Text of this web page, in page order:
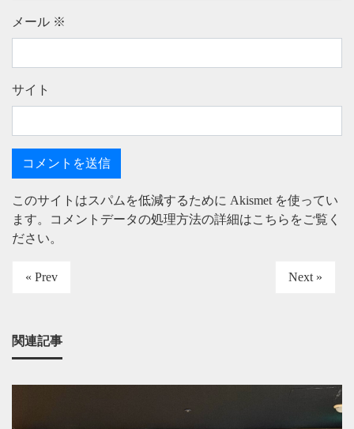
メール ※
サイト
このサイトはスパムを低減するために Akismet を使ってい
ます。
コメントデータの処理方法の詳細はこちらをご覧く
ださい。
« Prev Next »
関連記事